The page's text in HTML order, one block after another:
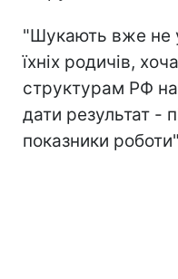
"Шукають вже не
їхніх родичів,
структурам РФ
дати результат -
показники